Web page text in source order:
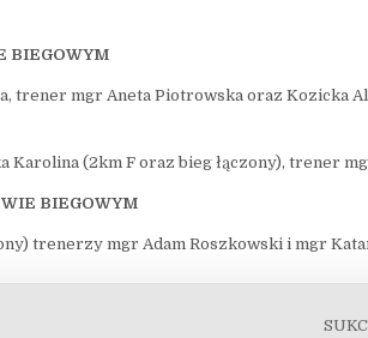
BIEGOWYM
trener mgr Aneta Piotrowska oraz Kozicka
Karolina (2km F oraz bieg łączony), trener
BIEGOWYM
trenerzy mgr Adam Roszkowski i mgr